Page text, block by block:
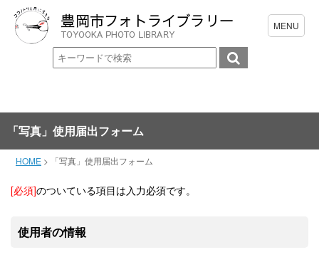
「写真」使用届出フォーム
HOME > 「写真」使用届出フォーム
[必須]のついている項目は入力必須です。
使用者の情報